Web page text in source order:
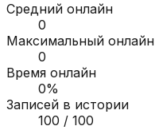
Средний онлайн
0
Максимальный онлайн
0
Время онлайн
0%
Записей в истории
100 / 100